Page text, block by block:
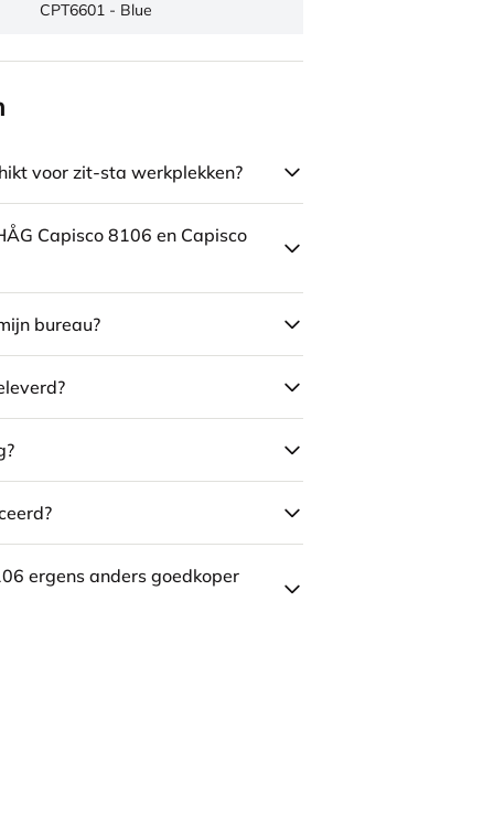
CPT6601 - Blue
voor zit-sta werkplekken?
Capisco 8106 en Capisco
bureau?
ergens anders goedkoper